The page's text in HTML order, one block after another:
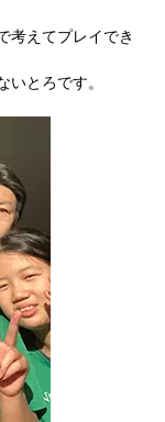
考えてプレイでき
とろです。